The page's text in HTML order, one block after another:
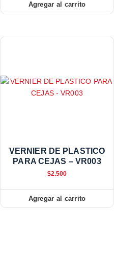
Agregar al carrito
VERNIER DE PLASTICO
PARA CEJAS – VR003
$2.500
Agregar al carrito